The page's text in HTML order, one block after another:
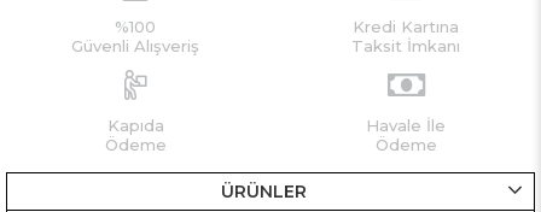
%100
Güvenli Alışveriş
Kredi Kartına
Taksit İmkanı
Kapıda
Ödeme
Havale İle
Ödeme
ÜRÜNLER